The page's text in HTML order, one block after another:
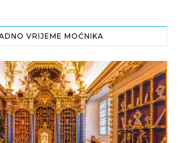
VRIJEME MOĆNIKA